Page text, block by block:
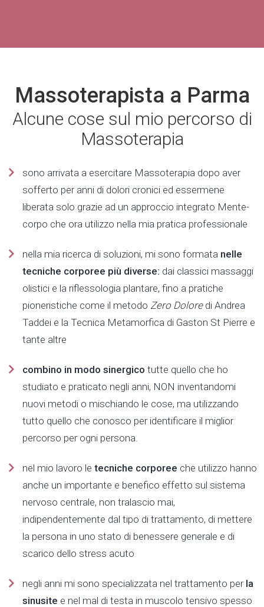
Massoterapista a Parma
Alcune cose sul mio percorso di
Massoterapia
sono arrivata a esercitare Massoterapia dopo aver
sofferto per anni di dolori cronici ed essermene
liberata solo grazie ad un approccio integrato Mente-
corpo che ora utilizzo nella mia pratica professionale
nella mia ricerca di soluzioni, mi sono formata nelle
tecniche corporee più diverse: dai classici massaggi
olistici e la riflessologia plantare, fino a pratiche
pioneristiche come il metodo Zero Doloredi Andrea
Taddei e la Tecnica Metamorfica di Gaston St Pierre e
tante altre
combino in modo sinergico tutte quello che ho
studiato e praticato negli anni, NON inventandomi
nuovi metodi o mischiando le cose, ma utilizzando
tutto quello che conosco per identificare il miglior
percorso per ogni persona.
nel mio lavoro le tecniche corporee che utilizzo hanno
anche un importante e benefico effetto sul sistema
nervoso centrale, non tralascio mai,
indipendentemente dal tipo di trattamento, di mettere
la persona in uno stato di benessere generale e di
scarico dello stress acuto
negli anni mi sono specializzata nel trattamento per la
sinusite e nel mal di testa in muscolo tensivo spesso